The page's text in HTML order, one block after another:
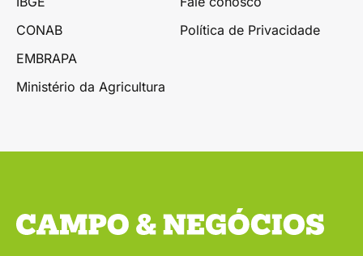
CONAB
EMBRAPA
Ministério da Agricultura
Política de Privacidade